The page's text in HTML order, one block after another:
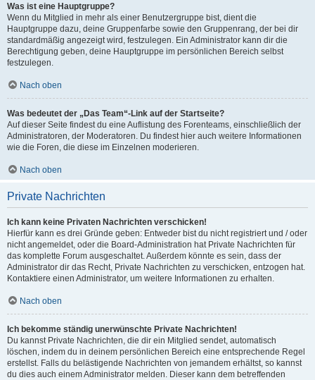
Was ist eine Hauptgruppe?
Wenn du Mitglied in mehr als einer Benutzergruppe bist, dient die
Hauptgruppe dazu, deine Gruppenfarbe sowie den Gruppenrang, der bei dir
standardmäßig angezeigt wird, festzulegen. Ein Administrator kann dir die
Berechtigung geben, deine Hauptgruppe im persönlichen Bereich selbst
festzulegen.
Nach oben
Was bedeutet der „Das Team“-Link auf der Startseite?
Auf dieser Seite findest du eine Auflistung des Forenteams, einschließlich der
Administratoren, der Moderatoren. Du findest hier auch weitere Informationen
wie die Foren, die diese im Einzelnen moderieren.
Nach oben
Private Nachrichten
Ich kann keine Privaten Nachrichten verschicken!
Hierfür kann es drei Gründe geben: Entweder bist du nicht registriert und / oder
nicht angemeldet, oder die Board-Administration hat Private Nachrichten für
das komplette Forum ausgeschaltet. Außerdem könnte es sein, dass der
Administrator dir das Recht, Private Nachrichten zu verschicken, entzogen hat.
Kontaktiere einen Administrator, um weitere Informationen zu erhalten.
Nach oben
Ich bekomme ständig unerwünschte Private Nachrichten!
Du kannst Private Nachrichten, die dir ein Mitglied sendet, automatisch
löschen, indem du in deinem persönlichen Bereich eine entsprechende Regel
erstellst. Falls du belästigende Nachrichten von jemandem erhältst, so kannst
du dies auch einem Administrator melden. Dieser kann dem betreffenden